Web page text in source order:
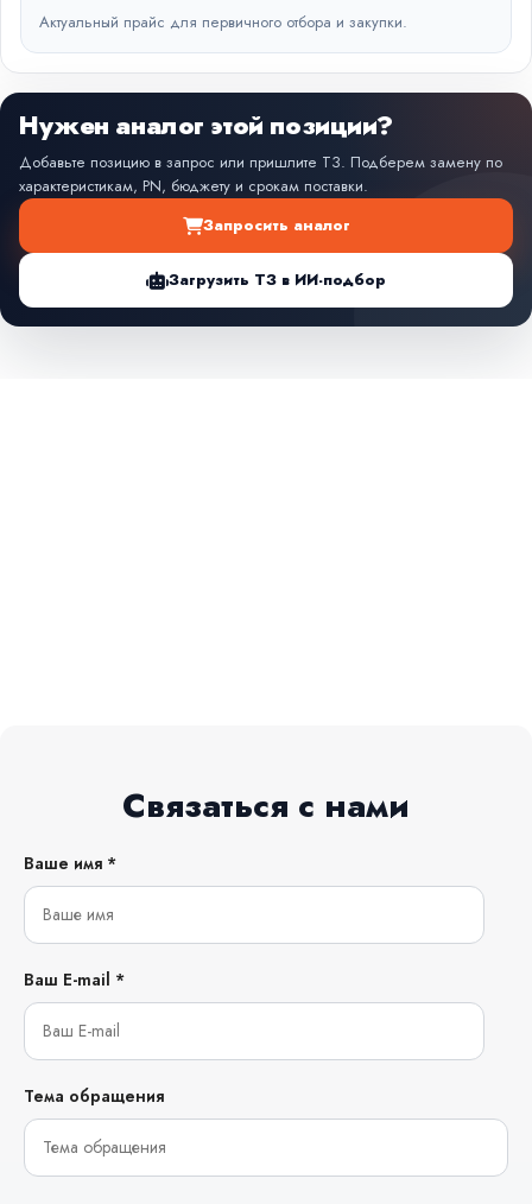
Актуальный прайс для первичного отбора и закупки.
Нужен аналог этой позиции?
Добавьте позицию в запрос или пришлите ТЗ. Подберем замену по
характеристикам, PN, бюджету и срокам поставки.
Запросить аналог
Загрузить ТЗ в ИИ-подбор
Связаться с нами
Ваше имя *
Ваш E-mail *
Тема обращения